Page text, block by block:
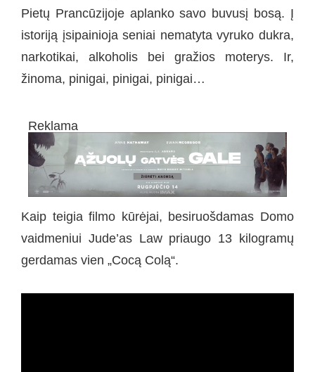
Pietų Prancūzijoje aplanko savo buvusį bosą. Į
istoriją įsipainioja seniai nematyta vyruko dukra,
narkotikai, alkoholis bei gražios moterys. Ir,
žinoma, pinigai, pinigai, pinigai…
Reklama
Kaip teigia filmo kūrėjai, besiruošdamas Domo
vaidmeniui Jude’as Law priaugo 13 kilogramų
gerdamas vien „Cocą Colą“.